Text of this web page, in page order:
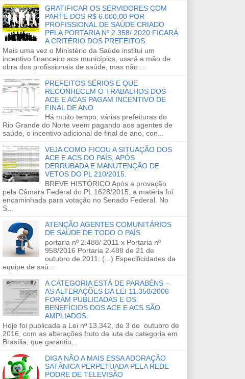
GRATIFICAR OS SERVIDORES COM
PARTE DOS R$ 6.000,00 POR
PROFISSIONAL DE SAÚDE CRIADO
PELA PORTARIA Nº 2.358/ 2020 FICARÁ
A CRITÉRIO DOS PREFEITOS.
Mais uma vez o Ministério da Saúde institui um
incentivo financeiro aos municípios, usará a mão de
obra dos profissionais de saúde, mas não ...
PREFEITOS SÉRIOS E QUE
RECONHECEM O TRABALHOS DOS
ACE E ACAS PAGAM INCENTIVO DE
FINAL DE ANO
Há muito tempo, várias prefeituras do
Rio Grande do Norte veem pagando aos agentes de
saúde, o incentivo adicional de final de ano, con...
VEJA COMO FICOU A SITUAÇÃO DOS
ACE E ACS DO PAÍS, APÓS
DERRUBADA E MANUTENÇÃO DE
VETOS DO PL 210/2015.
BREVE HISTÓRICO Após a provação
pela Câmara Federal do PL 1628/2015, a matéria foi
encaminhada para votação no Senado Federal. No
S...
ATENÇÃO AGENTES COMUNITÁRIOS
DE SAÚDE DE TODO O PAÍS
portaria nº 2.488/ 2011 x Portaria nº
958/2016 Portaria 2.488 de 21 de
outubro de 2011: (...) Especificidades da
equipe de saú...
A CATEGORIA ESTÁ DE PARABÉNS –
AS ALTERAÇÕES DA LEI 11.350/2006
FORAM PUBLICADAS E OS
BENEFÍCIOS DOS ACE E ACS SÃO
AMPLIADOS.
Hoje foi publicada a Lei nº 13.342, de 3 de outubro de
2016, com as alterações fruto da luta da categoria em
Brasília, que garantiu...
DIGA NÃO A MAIS ESSA ADORAÇÃO
SATÂNICA PERPETUADA PELA REDE
PODRE DE TELEVISÃO